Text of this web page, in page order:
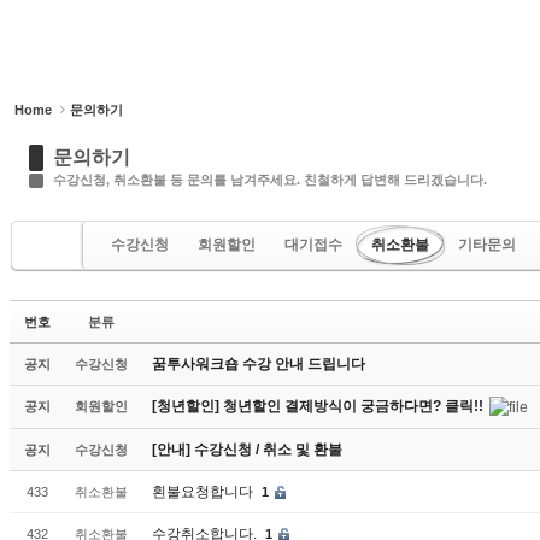
Home 문의하기
문의하기
수강신청, 취소환불 등 문의를 남겨주세요. 친철하게 답변해 드리겠습니다.
수강신청 회원할인 대기접수 취소환불 기타문의
번호 분류
공지 수강신청 꿈투사워크숍 수강 안내 드립니다
공지 회원할인 [청년할인] 청년할인 결제방식이 궁금하다면? 클릭!!
공지 수강신청 [안내] 수강신청 / 취소 및 환불
433 취소환불 횐불요청합니다 1
432 취소환불 수강취소합니다. 1